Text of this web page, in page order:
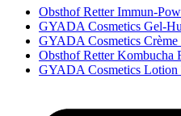
Obsthof Retter Immun-
GYADA Cosmetics Gel-
GYADA Cosmetics Crème
Obsthof Retter Kombucha
GYADA Cosmetics Lotion